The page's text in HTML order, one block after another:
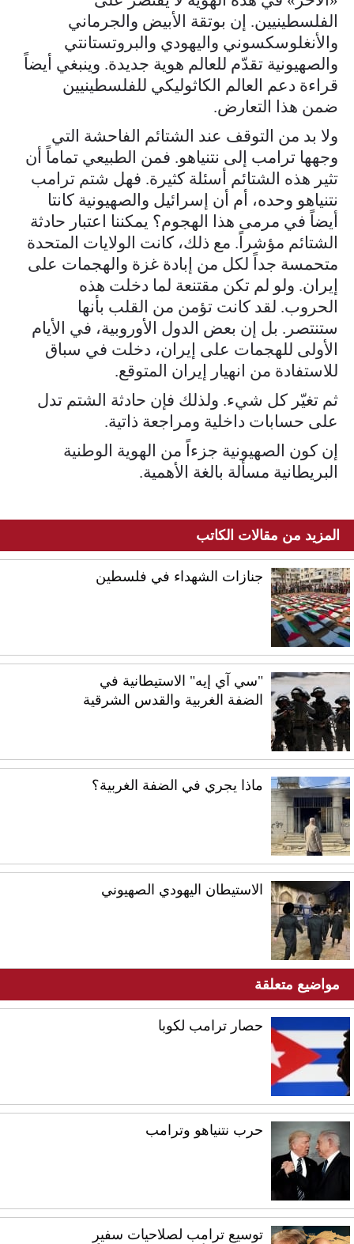
الفلسطينيين. إن بوتقة الأبيض والجرماني
والأنغلوسكسوني واليهودي والبروتستانتي
والصهيونية تقدّم للعالم هوية جديدة. وينبغي أيضاً
قراءة دعم العالم الكاثوليكي للفلسطينيين
ضمن هذا التعارض.
ولا بد من التوقف عند الشتائم الفاحشة التي
وجهها ترامب إلى نتنياهو. فمن الطبيعي تماماً أن
تثير هذه الشتائم أسئلة كثيرة. فهل شتم ترامب
نتنياهو وحده، أم أن إسرائيل والصهيونية كانتا
أيضاً في مرمى هذا الهجوم؟ يمكننا اعتبار حادثة
الشتائم مؤشراً. مع ذلك، كانت الولايات المتحدة
متحمسة جداً لكل من إبادة غزة والهجمات على
إيران. ولو لم تكن مقتنعة لما دخلت هذه
الحروب. لقد كانت تؤمن من القلب بأنها
ستنتصر. بل إن بعض الدول الأوروبية، في الأيام
الأولى للهجمات على إيران، دخلت في سباق
للاستفادة من انهيار إيران المتوقع.
ثم تغيّر كل شيء. ولذلك فإن حادثة الشتم تدل
على حسابات داخلية ومراجعة ذاتية.
إن كون الصهيونية جزءاً من الهوية الوطنية
البريطانية مسألة بالغة الأهمية.
المزيد من مقالات الكاتب
جنازات الشهداء في فلسطين
"سي آي إيه" الاستيطانية في
الضفة الغربية والقدس الشرقية
ماذا يجري في الضفة الغربية؟
الاستيطان اليهودي الصهيوني
مواضيع متعلقة
حصار ترامب لكوبا
حرب نتنياهو وترامب
توسيع ترامب لصلاحيات سفير